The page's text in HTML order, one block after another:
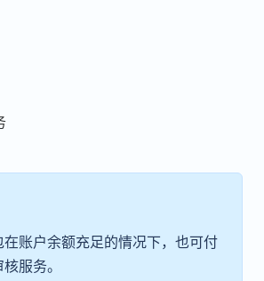
在账户余额充足的情况下，也可付
服务。